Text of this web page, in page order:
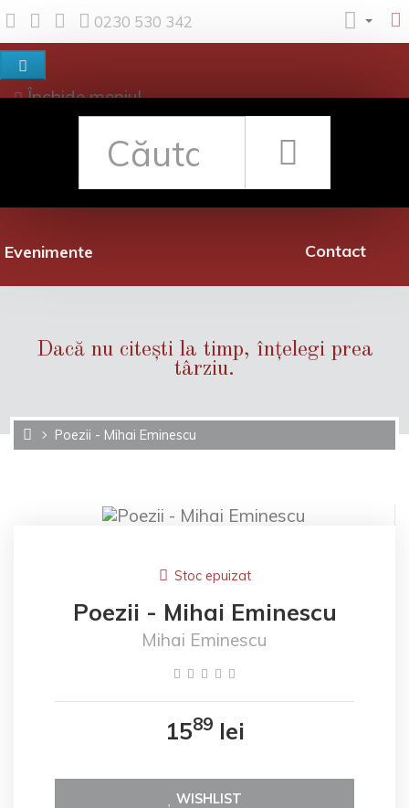
0230 530 342
Închide meniul
Evenimente
Rețea librării
Contact
Dacă nu citești la timp, înțelegi prea
târziu.
Poezii - Mihai Eminescu
Stoc epuizat
Poezii - Mihai Eminescu
Mihai Eminescu
1589lei
WISHLIST